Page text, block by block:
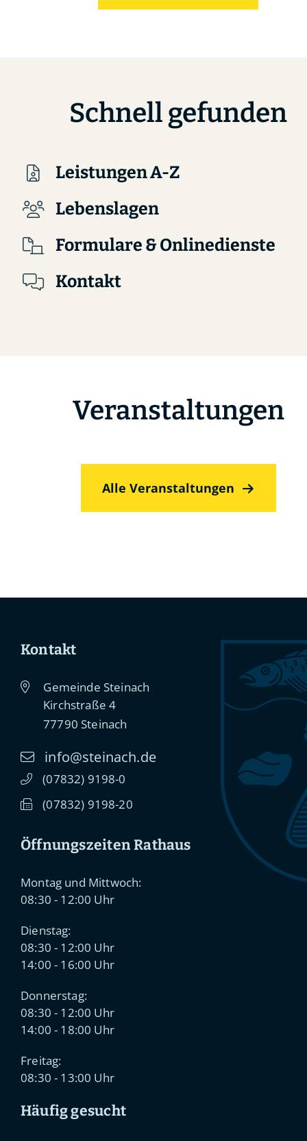
Schnell gefunden
Leistungen A-Z
Lebenslagen
Formulare & Onlinedienste
Kontakt
Veranstaltungen
Alle Veranstaltungen
Kontakt
Gemeinde Steinach
Kirchstraße 4
77790 Steinach
info@steinach.de
(07832) 91 98-0
(07832) 91 98-20
Öffnungszeiten Rathaus
Montag und Mittwoch:
08:30 - 12:00 Uhr
Dienstag:
08:30 - 12:00 Uhr
14:00 - 16:00 Uhr
Donnerstag:
08:30 - 12:00 Uhr
14:00 - 18:00 Uhr
Freitag:
08:30 - 13:00 Uhr
Häufig gesucht